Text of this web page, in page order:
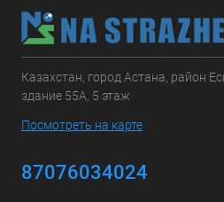
Казахстан, город Астана, район
здание 55А, 5 этаж
Посмотреть на карте
87076034024